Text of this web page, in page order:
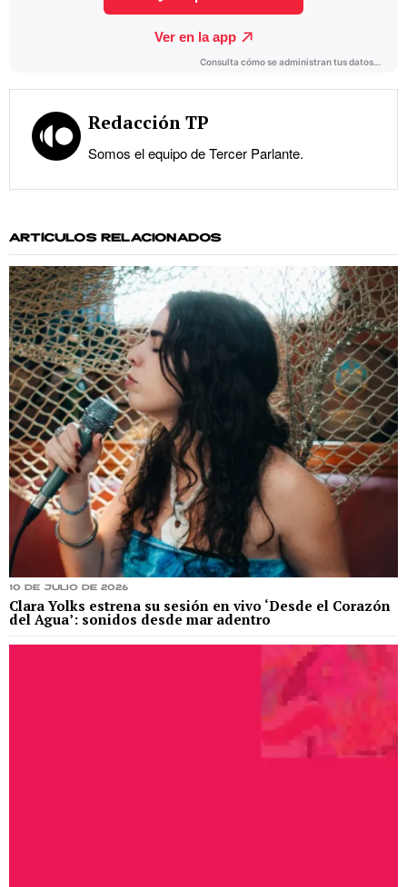
Redacción TP
Somos el equipo de Tercer Parlante.
ARTÍCULOS RELACIONADOS
10 de julio de 2026
Clara Yolks estrena su sesión en vivo ‘Desde el Corazón
del Agua’: sonidos desde mar adentro